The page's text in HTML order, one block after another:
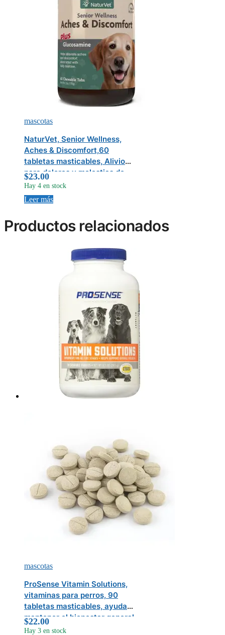
mascotas
NaturVet, Senior Wellness,
Aches & Discomfort,60
tabletas masticables, Alivio
para dolores y molestias de
articulaciones de perros
maduros con glucosamina
$23.00
Hay 4 en stock
Leer más
Productos relacionados
mascotas
ProSense Vitamin Solutions,
vitaminas para perros, 90
tabletas masticables, ayuda a
mantener el bienestar general
$22.00
Hay 3 en stock